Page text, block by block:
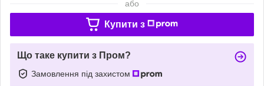
або
Купити з
Що таке купити з Пром?
Замовлення під захистом